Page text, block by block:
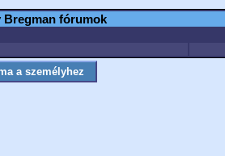
Bregman fórumok